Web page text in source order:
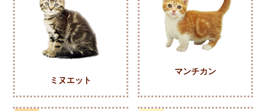
ミヌエット
マンチカン